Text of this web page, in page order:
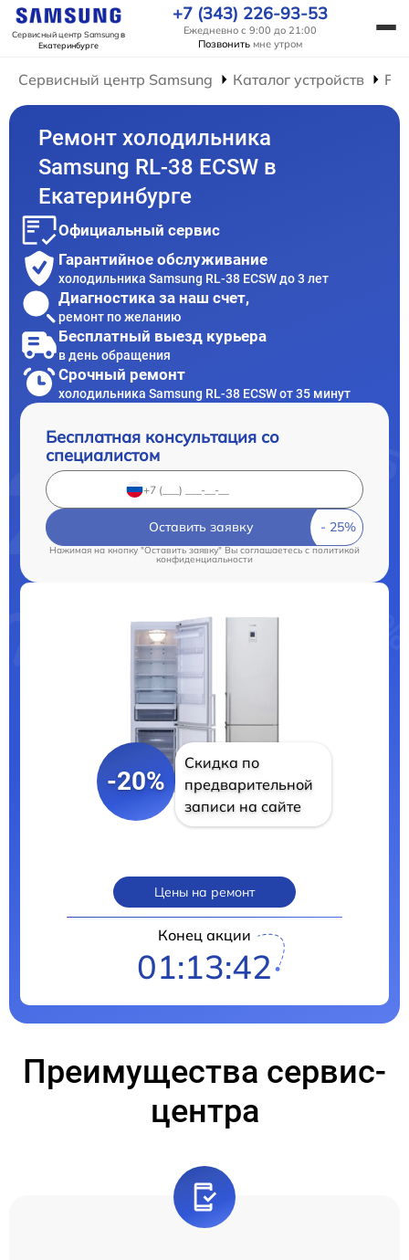
Сервисный центр Samsungв
Екатеринбурге
+7 (343) 226-93-53
Ежедневно с 9:00 до 21:00
Позвонить мне утром
Сервисный центр Samsung Каталог устройств
Ремонт холодильника
Samsung RL-38 ECSW в
Екатеринбурге
Официальный сервис
Гарантийное обслуживание
холодильника Samsung RL-38 ECSW до 3 лет
Диагностика за наш счет,
ремонт по желанию
Бесплатный выезд курьера
в день обращения
Срочный ремонт
холодильника Samsung RL-38 ECSW от 35 минут
Бесплатная консультация со
специалистом
Оставить заявку
Нажимая на кнопку "Оставить заявку" Вы соглашаетесь c политикой
конфиденциальности
-20%
Скидка по
предварительной
записи на сайте
Цены на ремонт
Конец акции
01:13:41
Преимущества сервис-
центра